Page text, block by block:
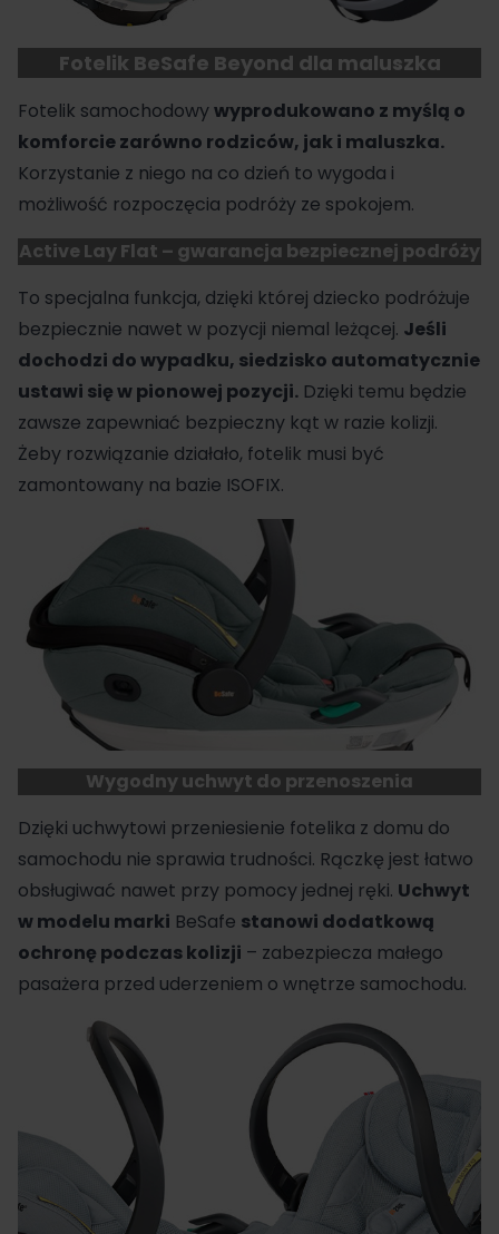
Fotelik BeSafe Beyond dla maluszka
Fotelik samochodowywyprodukowano z myślą o
komforcie zarówno rodziców, jak i maluszka.
Korzystanie z niego na co dzień to wygoda i
możliwość rozpoczęcia podróży ze spokojem.
Active Lay Flat – gwarancja bezpiecznej podróży
To specjalna funkcja, dzięki której dziecko podróżuje
bezpiecznie nawet w pozycji niemal leżącej. Jeśli
dochodzi do wypadku, siedzisko automatycznie
ustawi się w pionowej pozycji. Dzięki temu będzie
zawsze zapewniać bezpieczny kąt w razie kolizji.
Żeby rozwiązanie działało, fotelik musi być
zamontowany na bazie ISOFIX.
Wygodny uchwyt do przenoszenia
Dzięki uchwytowi przeniesienie fotelika z domu do
samochodu nie sprawia trudności. Rączkę jest łatwo
obsługiwać nawet przy pomocy jednej ręki. Uchwyt
w modelu marki BeSafe stanowi dodatkową
ochronę podczas kolizji – zabezpiecza małego
pasażera przed uderzeniem o wnętrze samochodu.